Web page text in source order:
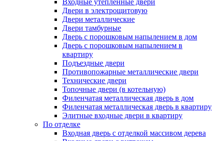
Входные утепленные двери
Двери в электрощитовую
Двери металлические
Двери тамбурные
Дверь с порошковым напылением в дом
Дверь с порошковым напылением в
квартиру
Подъездные двери
Противопожарные металлические двери
Технические двери
Топочные двери (в котельную)
Филенчатая металлическая дверь в дом
Филенчатая металлическая дверь в квартиру
Элитные входные двери в квартиру
По отделке
Входная дверь с отделкой массивом дерева